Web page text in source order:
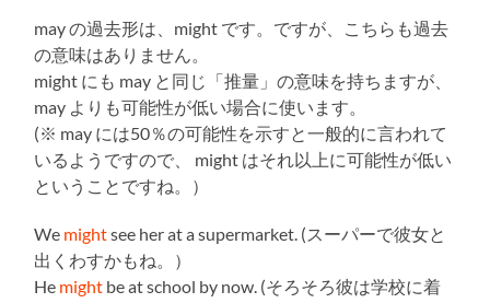
may の過去形は、might です。ですが、こちらも過去
の意味はありません。
might にも may と同じ「推量」の意味を持ちますが、
may よりも可能性が低い場合に使います。
(※ may には50％の可能性を示すと一般的に言われて
いるようですので、 might はそれ以上に可能性が低い
ということですね。）
We mightsee her at a supermarket. (スーパーで彼女と
出くわすかもね。）
He might be at school by now. (そろそろ彼は学校に着